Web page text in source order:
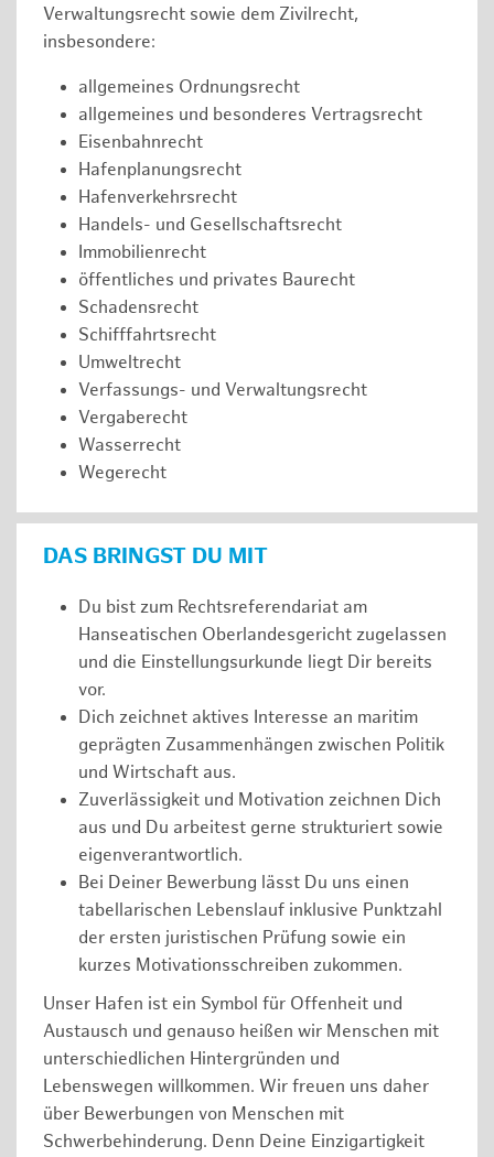
Verwaltungsrecht sowie dem Zivilrecht,
insbesondere:
allgemeines Ordnungsrecht
allgemeines und besonderes Vertragsrecht
Eisenbahnrecht
Hafenplanungsrecht
Hafenverkehrsrecht
Handels- und Gesellschaftsrecht
Immobilienrecht
öffentliches und privates Baurecht
Schadensrecht
Schifffahrtsrecht
Umweltrecht
Verfassungs- und Verwaltungsrecht
Vergaberecht
Wasserrecht
Wegerecht
DAS BRINGST DU MIT
Du bist zum Rechtsreferendariat am
Hanseatischen Oberlandesgericht zugelassen
und die Einstellungsurkunde liegt Dir bereits
vor.
Dich zeichnet aktives Interesse an maritim
geprägten Zusammenhängen zwischen Politik
und Wirtschaft aus.
Zuverlässigkeit und Motivation zeichnen Dich
aus und Du arbeitest gerne strukturiert sowie
eigenverantwortlich.
Bei Deiner Bewerbung lässt Du uns einen
tabellarischen Lebenslauf inklusive Punktzahl
der ersten juristischen Prüfung sowie ein
kurzes Motivationsschreiben zukommen.
Unser Hafen ist ein Symbol für Offenheit und
Austausch und genauso heißen wir Menschen mit
unterschiedlichen Hintergründen und
Lebenswegen willkommen. Wir freuen uns daher
über Bewerbungen von Menschen mit
Schwerbehinderung. Denn Deine Einzigartigkeit